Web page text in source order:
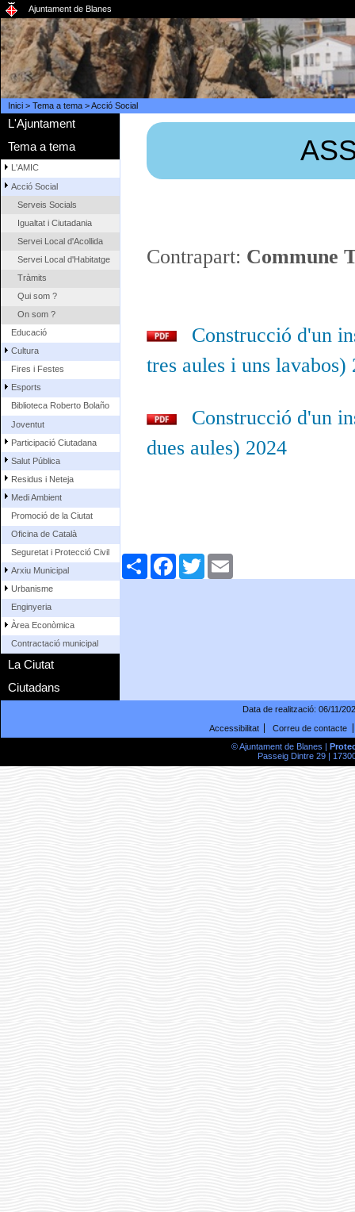
Ajuntament de Blanes
Inici> Tema a tema>Acció Social
L'Ajuntament
Tema a tema
L'AMIC
Acció Social
Serveis Socials
Igualtat i Ciutadania
Servei Local d'Acollida
Servei Local d'Habitatge
Tràmits
Qui som ?
On som ?
Educació
Cultura
Fires i Festes
Esports
Biblioteca Roberto Bolaño
Joventut
Participació Ciutadana
Salut Pública
Residus i Neteja
Medi Ambient
Promoció de la Ciutat
Oficina de Català
Seguretat i Protecció Civil
Arxiu Municipal
Urbanisme
Enginyeria
Àrea Econòmica
Contractació municipal
La Ciutat
Ciutadans
Contrapart: Commune
Construcció d'un
tres aules i uns lavabos)
Construcció d'un
dues aules) 2024
ComparteixFacebookTwitter
Data de realització: 06/11/
Accessibilitat
Correu de contacte
© Ajuntament de Blanes |
Passeig Dintre 29 |